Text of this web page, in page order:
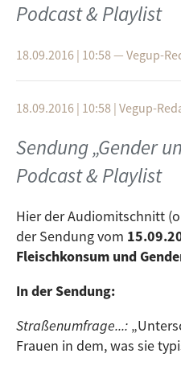
Podcast & Playlist
18.09.2016 | 10:58— Vegup-
18.09.2016 | 10:58 | Vegup-
Sendung „Gender
Podcast & Playlist
Hier der Audiomitschnitt
der Sendung vom
Fleischkonsum und
In der Sendung:
Straßenumfrage...:
Frauen in dem, was sie